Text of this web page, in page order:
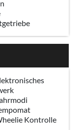
Kontrolle